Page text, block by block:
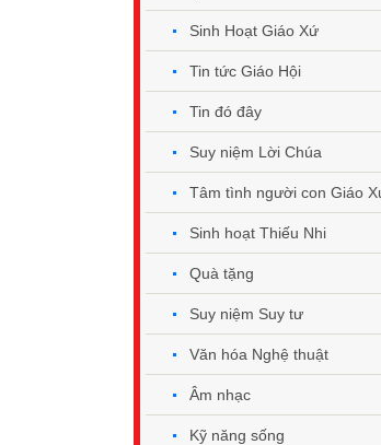
Sinh Hoạt Giáo Xứ
Tin tức Giáo Hội
Tin đó đây
Suy niệm Lời Chúa
Tâm tình người con Giáo
Sinh hoạt Thiếu Nhi
Quà tặng
Suy niệm Suy tư
Văn hóa Nghệ thuật
Âm nhạc
Kỹ năng sống